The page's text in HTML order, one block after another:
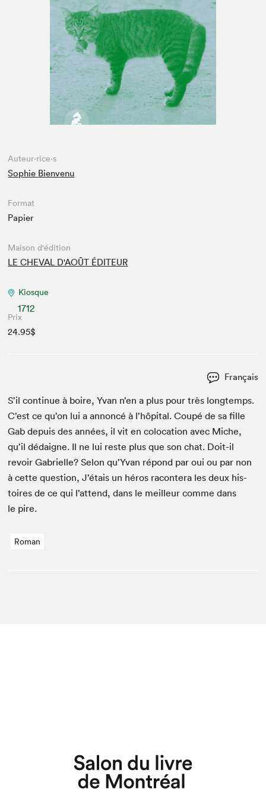
Espace médias
Auteur·rice·s
Sophie Bienvenu
Format
Papier
Maison d'édition
LE CHEVAL D'AOÛT ÉDITEUR
Kiosque
1712
Prix
24.95$
Français
S’il con­tin­ue à boire, Yvan n’en a plus pour très longtemps.
C’est ce qu’on lui a annon­cé à l’hôpi­tal. Coupé de sa fille
Gab depuis des années, il vit en colo­ca­tion avec Miche,
qu’il dédaigne. Il ne lui reste plus que son chat. Doit-il
revoir Gabrielle? Selon qu’Y­van répond par oui ou par non
à cette ques­tion, J’é­tais un héros racon­tera les deux his­
toires de ce qui l’at­tend, dans le meilleur comme dans
le pire.
Roman